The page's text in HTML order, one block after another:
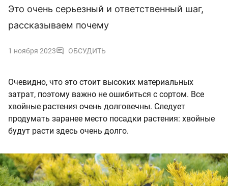
Это очень серьезный и ответственный шаг,
рассказываем почему
1 ноября 2023 ОБСУДИТЬ
Очевидно, что это стоит высоких материальных
затрат, поэтому важно не ошибиться с сортом. Все
хвойные растения очень долговечны. Следует
продумать заранее место посадки растения: хвойные
будут расти здесь очень долго.